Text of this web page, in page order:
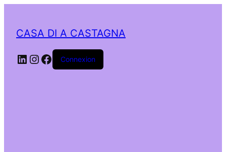
CASA DI A CASTAGNA
LinkedIn
Instagram
Facebook
Connexion